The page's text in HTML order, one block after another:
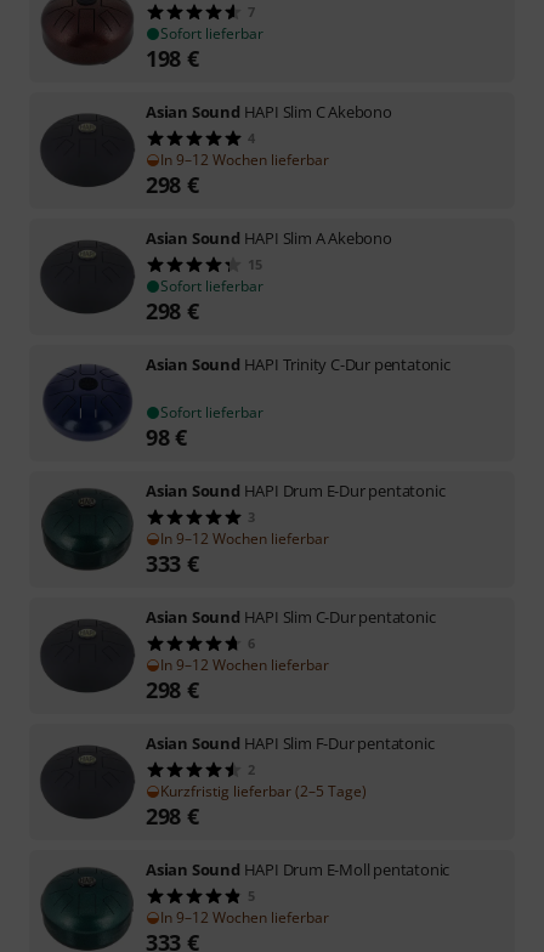
7
Sofort lieferbar
198 €
Asian Sound HAPI Slim C Akebono
4
In 9–12 Wochen lieferbar
298 €
Asian Sound HAPI Slim A Akebono
15
Sofort lieferbar
298 €
Asian Sound HAPI Trinity C-Dur pentatonic
Sofort lieferbar
98€
Asian Sound HAPI Drum E-Dur pentatonic
3
In 9–12 Wochen lieferbar
333 €
Asian Sound HAPI Slim C-Dur pentatonic
6
In 9–12 Wochen lieferbar
298 €
Asian Sound HAPI Slim F-Dur pentatonic
2
Kurzfristig lieferbar (2–5 Tage)
298 €
Asian Sound HAPI Drum E-Moll pentatonic
5
In 9–12 Wochen lieferbar
333 €